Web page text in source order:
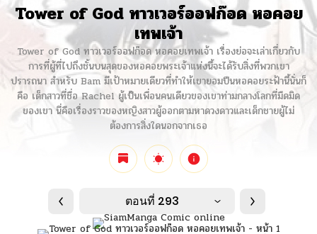
Tower of God ทาวเวอร์ออฟก๊อด หอคอย
เทพเจ้า
Tower of God ทาวเวอร์ออฟก๊อด หอคอยเทพเจ้า เรื่องย่อจะเล่าเกี่ยวกับ
การที่ผู้ที่ไปถึงชั้นบนสุดของหอคอยพระเจ้าแห่งนี้จะได้รับสิ่งที่พวกเขา
ปรารถนา สำหรับ Bam มีเป้าหมายเดียวที่ทำให้เขายอมปีนหอคอยระฟ้านี้นั่นก็
คือ เด็กสาวที่ชื่อ Rachel ผู้เป็นเพื่อนคนเดียวของเขาท่ามกลางโลกที่มืดมิด
ของเขา นี่คือเรื่องราวของหญิงสาวผู้ออกตามหาดวงดาวและเด็กชายผู้ไม่
ต้องการสิ่งใดนอกจากเธอ
ตอนที่ 293